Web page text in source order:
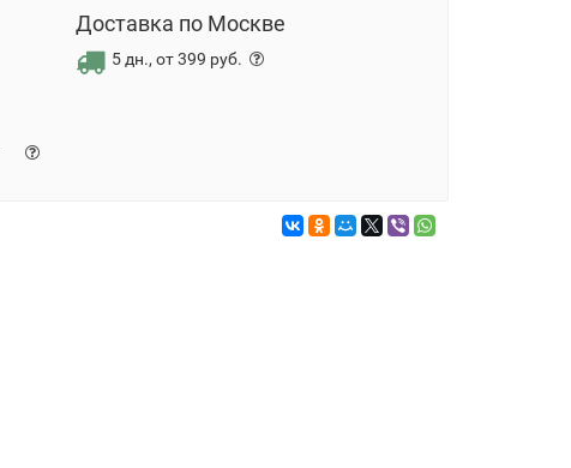
Доставка по Москве
5 дн., от 399 руб.